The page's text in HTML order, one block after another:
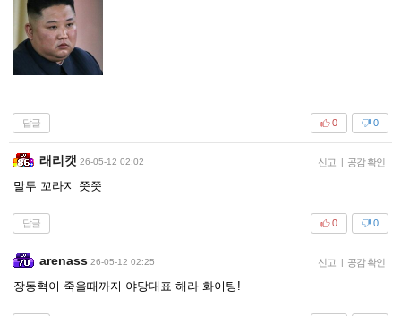
답글 0
0
래리캣 26-05-12 02:02 신고 | 공감 확인
말투 꼬라지 쯧쯧
답글 0
0
arenass 26-05-12 02:25 신고 | 공감 확인
장동혁이 죽을때까지 야당대표 해라 화이팅!